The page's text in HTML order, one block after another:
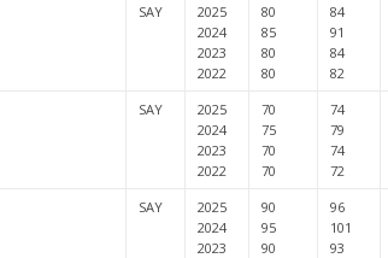
SAY
2025
2024
2023
2022
80
85
80
80
84
91
84
82
SAY
2025
2024
2023
2022
70
75
70
70
74
79
74
72
SAY
2025
2024
2023
90
95
90
96
101
93